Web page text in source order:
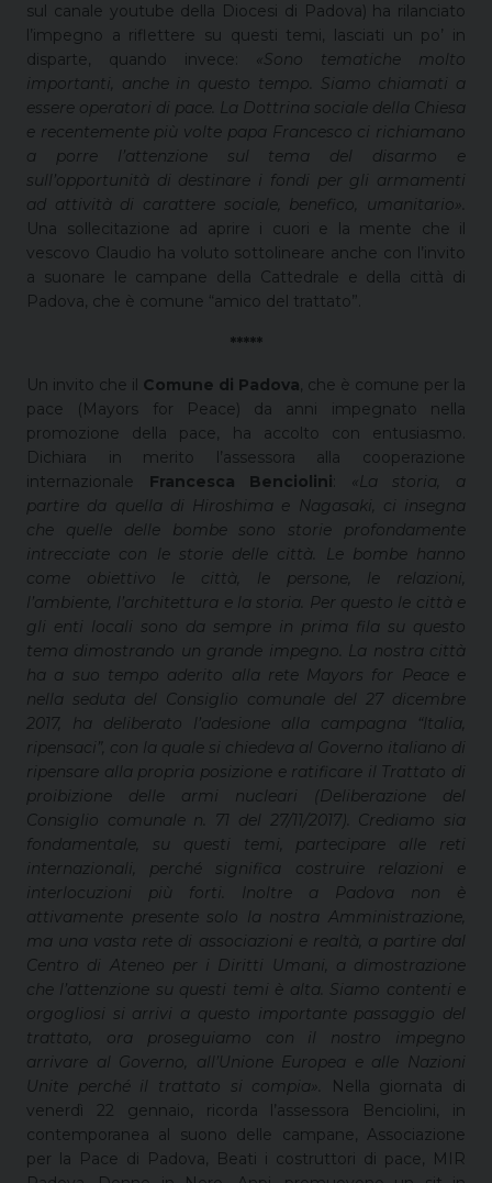
sul canale youtube della Diocesi di Padova) ha rilanciato
l’impegno a riflettere su questi temi, lasciati un po’ in
disparte, quando invece:
«Sono tematiche molto
importanti, anche in questo tempo. Siamo chiamati a
essere operatori di pace. La Dottrina sociale della Chiesa
e recentemente più volte papa Francesco ci richiamano
a porre l’attenzione sul tema del disarmo e
sull’opportunità di destinare i fondi per gli armamenti
ad attività di carattere sociale, benefico, umanitario».
Una sollecitazione ad aprire i cuori e la mente che il
vescovo Claudio ha voluto sottolineare anche con l’invito
a suonare le campane della Cattedrale e della città di
Padova, che è comune “amico del trattato”.
*****
Un invito che il Comune di Padova, che è comune per la
pace (Mayors for Peace) da anni impegnato nella
promozione della pace, ha accolto con entusiasmo.
Dichiara in merito l’assessora alla cooperazione
internazionale Francesca Benciolini
«La storia, a
partire da quella di Hiroshima e Nagasaki, ci insegna
che quelle delle bombe sono storie profondamente
intrecciate con le storie delle città. Le bombe hanno
come obiettivo le città, le persone, le relazioni,
l’ambiente, l’architettura e la storia. Per questo le città e
gli enti locali sono da sempre in prima fila su questo
tema dimostrando un grande impegno. La nostra città
ha a suo tempo aderito alla rete Mayors for Peace e
nella seduta del Consiglio comunale del 27 dicembre
2017, ha deliberato l’adesione alla campagna “Italia,
ripensaci”, con la quale si chiedeva al Governo italiano di
ripensare alla propria posizione e ratificare il Trattato di
proibizione delle armi nucleari (Deliberazione del
Consiglio comunale n. 71 del 27/11/2017). Crediamo sia
fondamentale, su questi temi, partecipare alle reti
internazionali, perché significa costruire relazioni e
interlocuzioni più forti. Inoltre a Padova non è
attivamente presente solo la nostra Amministrazione,
ma una vasta rete di associazioni e realtà, a partire dal
Centro di Ateneo per i Diritti Umani, a dimostrazione
che l’attenzione su questi temi è alta. Siamo contenti e
orgogliosi si arrivi a questo importante passaggio del
trattato, ora proseguiamo con il nostro impegno
arrivare al Governo, all’Unione Europea e alle Nazioni
Unite perché il trattato si compia».
Nella giornata di
venerdì 22 gennaio, ricorda l’assessora Benciolini, in
contemporanea al suono delle campane, Associazione
per la Pace di Padova, Beati i costruttori di pace, MIR